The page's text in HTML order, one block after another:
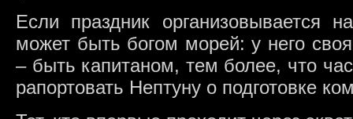
Если праздник организовывается
может быть богом морей: у него
– быть капитаном, тем более, что
рапортовать Нептуну о подготовке